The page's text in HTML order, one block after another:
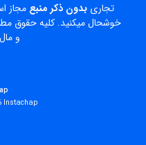
تجاریبدون ذکر منبع مجاز
خوشحال میکنید. کلیه حقوق
و